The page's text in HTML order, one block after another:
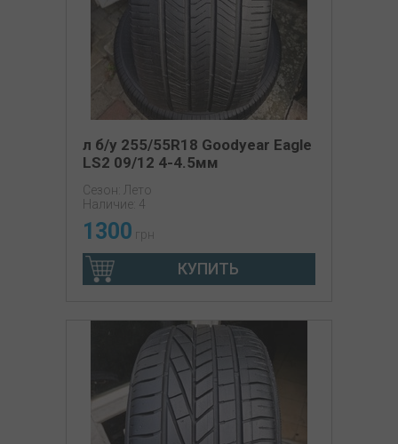
л б/у 255/55R18 Goodyear Eagle
LS2 09/12 4-4.5мм
Сезон: Лето
Наличие: 4
1300 грн
КУПИТЬ